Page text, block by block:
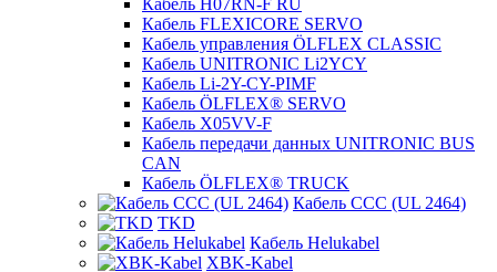
Кабель H07RN-F RU
Кабель FLEXICORE SERVO
Кабель управления ÖLFLEX CLASSIC
Кабель UNITRONIC Li2YCY
Кабель Li-2Y-CY-PIMF
Кабель ÖLFLEX® SERVO
Кабель X05VV-F
Кабель передачи данных UNITRONIC BUS
CAN
Кабель ÖLFLEX® TRUCK
Кабель CCC (UL 2464)
TKD
Кабель Helukabel
XBK-Kabel